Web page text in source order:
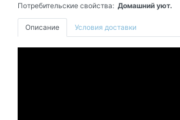
Потребительские свойства: Домашний уют.
Описание Условия доставки